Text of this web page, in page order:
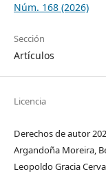
Núm. 168 (2026)
Sección
Artículos
Licencia
Derechos de autor
Argandoña Moreira,
Leopoldo Gracia